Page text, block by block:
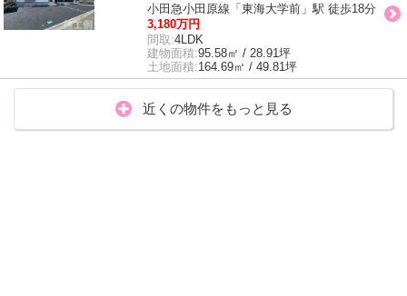
小田急小田原線「東海大学前」駅 徒歩18分
3,180万円
間取:4LDK
建物面積:95.58㎡ / 28.91坪
土地面積:164.69㎡ / 49.81坪
近くの物件をもっと見る